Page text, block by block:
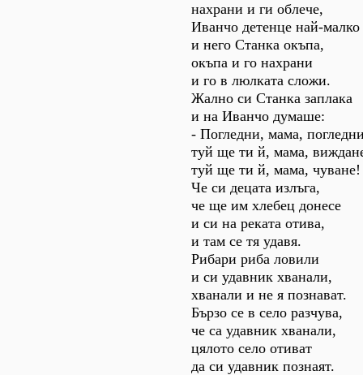
нахрани и ги облече,
Иванчо детенце най-малко
и него Станка окъпа,
окъпа и го нахрани
и го в люлката сложи.
Жално си Станка заплака
и на Иванчо думаше:
- Погледни, мама,
туй ще ти й, мама,
туй ще ти й, мама, чуване!
Че си децата излъга,
че ще им хлебец донесе
и си на реката отива,
и там се тя удавя.
Рибари риба ловили
и си удавник хванали,
хванали и не я познават.
Бързо се в село разчува,
че са удавник хванали,
цялото село отиват
да си удавник познаят.